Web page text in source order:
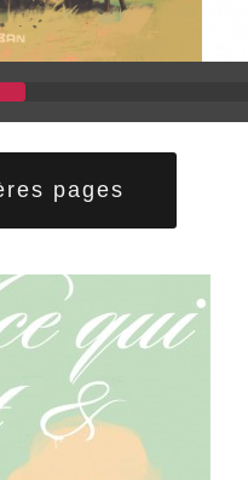
pages